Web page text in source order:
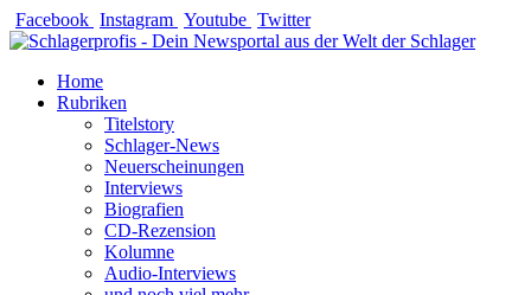
Zum
Inhalt
Facebook Instagram Youtube Twitter
Home
Rubriken
Titelstory
Schlager-News
Neuerscheinungen
Interviews
Biografien
CD-Rezension
Kolumne
Audio-Interviews